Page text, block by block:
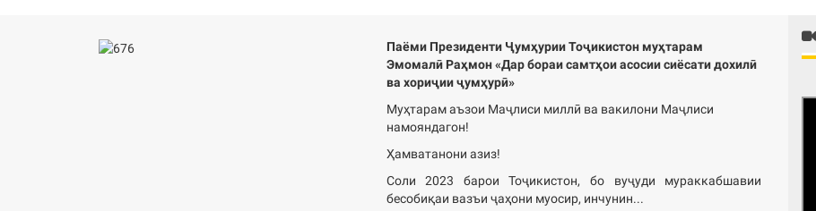
Паёми Президенти Ҷумҳурии Тоҷикистон муҳтарам
Эмомалӣ Раҳмон «Дар бораи самтҳои асосии сиёсати дохилӣ
ва хориҷии ҷумҳурӣ»
Муҳтарам аъзои Маҷлиси миллӣ ва вакилони Маҷлиси
намояндагон!
Ҳамватанони азиз!
Соли 2023 барои Тоҷикистон, бо вуҷуди мураккабшавии
бесобиқаи вазъи ҷаҳони муосир, инчунин...